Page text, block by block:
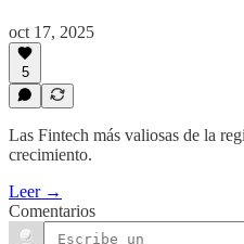
oct 17, 2025
5
Las Fintech más valiosas de la
crecimiento.
Leer →
Comentarios